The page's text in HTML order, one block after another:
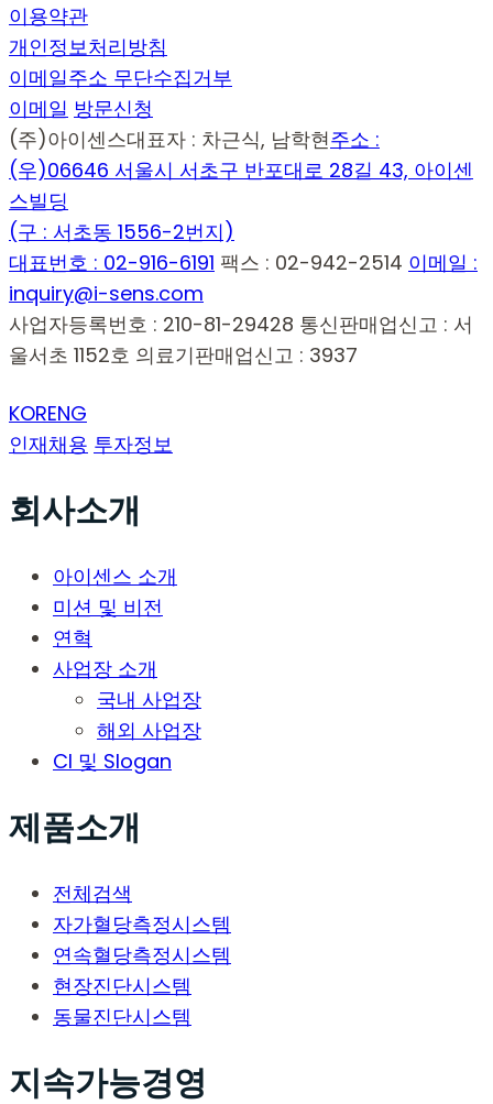
이용약관
개인정보처리방침
이메일주소 무단수집거부
이메일 방문신청
(주)아이센스대표자 : 차근식, 남학현주소 :
(우)06646 서울시 서초구 반포대로 28길 43, 아이센
스빌딩
(구 : 서초동 1556-2번지)
대표번호 : 02-916-6191 팩스 : 02-942-2514 이메일 :
inquiry@i-sens.com
사업자등록번호 : 210-81-29428 통신판매업신고 : 서
울서초 1152호 의료기판매업신고 : 3937
KORENG
인재채용 투자정보
회사소개
아이센스 소개
미션 및 비전
연혁
사업장 소개
국내 사업장
해외 사업장
CI 및 Slogan
제품소개
전체검색
자가혈당측정시스템
연속혈당측정시스템
현장진단시스템
동물진단시스템
지속가능경영